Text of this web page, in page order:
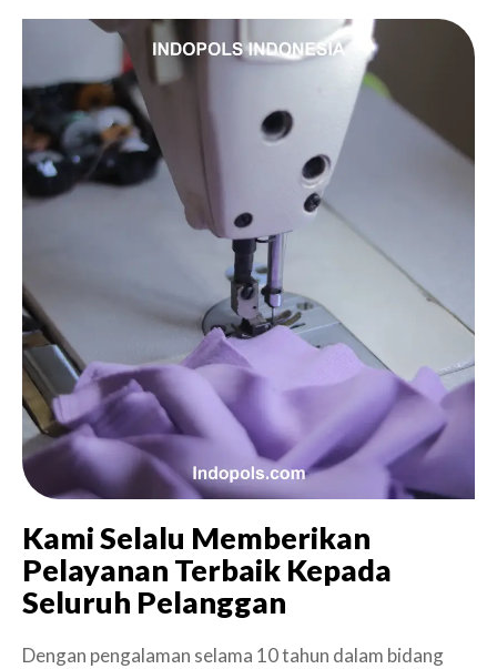
Kami Selalu Memberikan
Pelayanan Terbaik Kepada
Seluruh Pelanggan
Dengan pengalaman selama 10 tahun dalam bidang